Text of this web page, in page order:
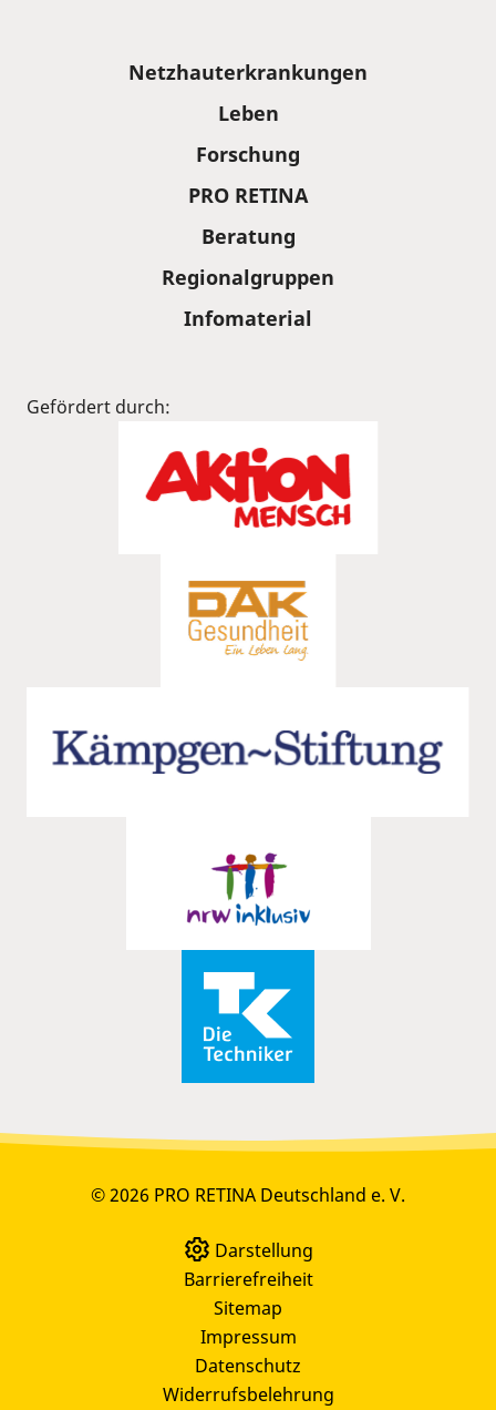
Netzhauterkrankungen
Leben
Forschung
PRO RETINA
Beratung
Regionalgruppen
Infomaterial
Gefördert durch:
© 2026 PRO RETINA Deutschland e. V.
Darstellung
Barrierefreiheit
Sitemap
Impressum
Datenschutz
Widerrufsbelehrung